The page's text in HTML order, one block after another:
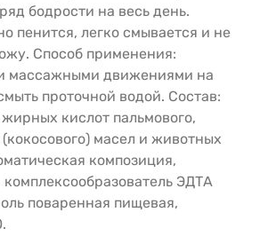
бодрости на весь день.
пенится, легко смывается и не
Способ применения:
массажными движениями на
проточной водой. Состав:
кислот пальмового,
масел и животных
композиция,
ЭДТА
поваренная пищевая,